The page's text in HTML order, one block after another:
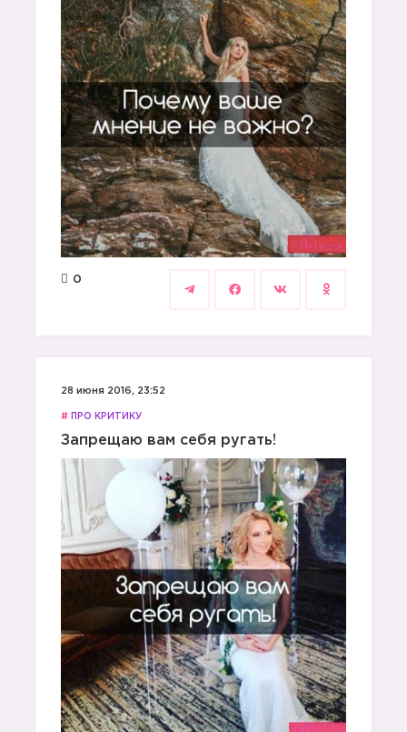
0
28 июня 2016, 23:52
# ПРО КРИТИКУ
Запрещаю вам себя ругать!